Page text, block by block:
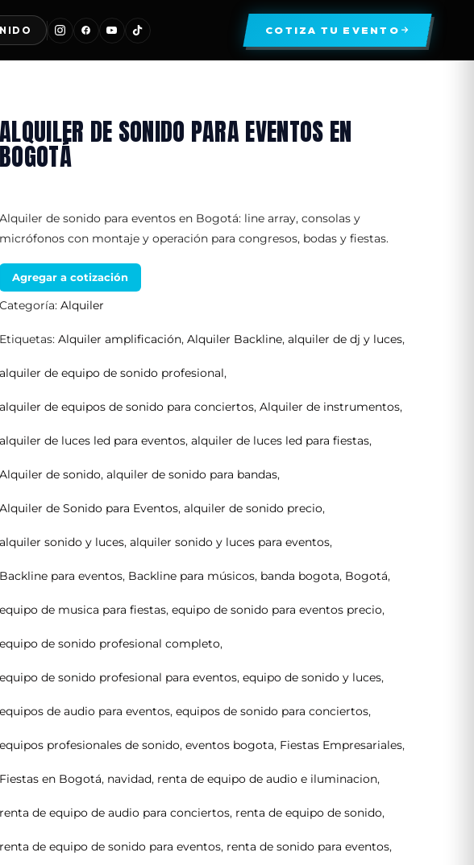
COTIZA TU EVENTO
ALQUILER DE SONIDO PARA EVENTOS EN
BOGOTÁ
Alquiler de sonido para eventos en Bogotá: line array, consolas y
micrófonos con montaje y operación para congresos, bodas y fiestas.
Agregar a cotización
Categoría:Alquiler
Etiquetas:Alquiler amplificación,Alquiler Backline,alquiler de dj y luces,
alquiler de equipo de sonido profesional,
alquiler de equipos de sonido para conciertos,Alquiler de instrumentos,
alquiler de luces led para eventos,alquiler de luces led para fiestas,
Alquiler de sonido,alquiler de sonido para bandas,
Alquiler de Sonido para Eventos,alquiler de sonido precio,
alquiler sonido y luces,alquiler sonido y luces para eventos,
Backline para eventos, Backline para músicos, banda bogota, Bogotá,
equipo de musica para fiestas,equipo de sonido para eventos precio,
equipo de sonido profesional completo,
equipo de sonido profesional para eventos,equipo de sonido y luces,
equipos de audio para eventos,equipos de sonido para conciertos,
equipos profesionales de sonido,eventos bogota, Fiestas Empresariales,
Fiestas en Bogotá, navidad, renta de equipo de audio e iluminacion,
renta de equipo de audio para conciertos, renta de equipo de sonido,
renta de equipo de sonido para eventos, renta de sonido para eventos,